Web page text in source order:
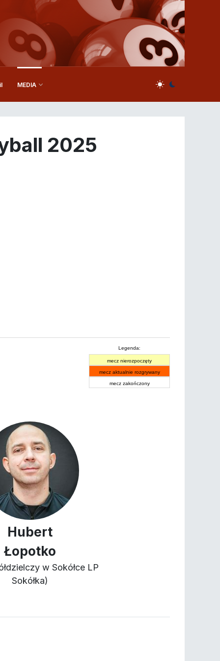
MEDIA
2025
Legenda:
mecz nierozpoczęty
mecz aktualnie rozgrywany
mecz zakończony
Hubert
Łopotko
w Sokółce LP
Sokółka)